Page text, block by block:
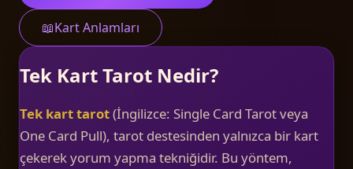
📖Kart Anlamları
Tek Kart Tarot Nedir?
Tek kart tarot(İngilizce: Single Card Tarot veya
One Card Pull), tarot destesinden yalnızca bir kart
çekerek yorum yapma tekniğidir. Bu yöntem,